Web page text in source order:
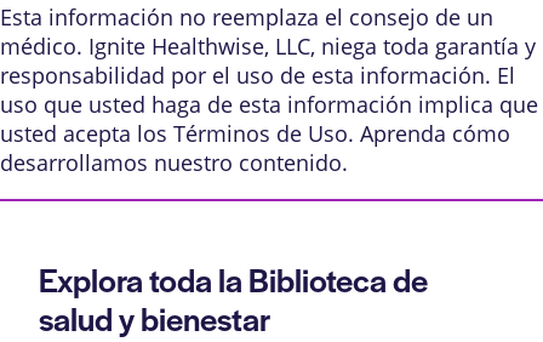
Esta información no reemplaza el consejo de un
médico. Ignite Healthwise, LLC, niega toda garantía y
responsabilidad por el uso de esta información. El
uso que usted haga de esta información implica que
usted acepta los Términos de Uso. Aprenda cómo
desarrollamos nuestro contenido.
Explora toda la Biblioteca de
salud y bienestar